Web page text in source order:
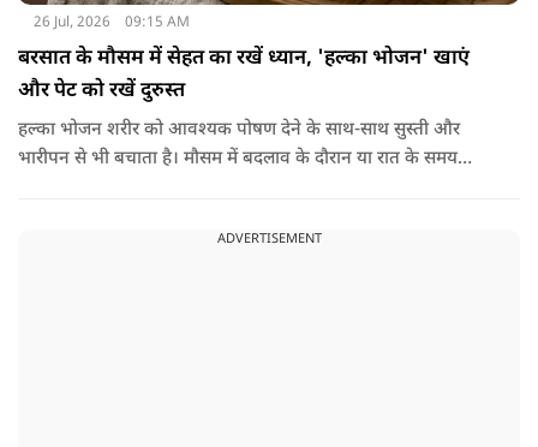
26 Jul, 2026 09:15 AM
बरसात के मौसम में सेहत का रखें ध्यान, 'हल्का भोजन' खाएं
और पेट को रखें दुरुस्त
हल्का भोजन शरीर को आवश्यक पोषण देने के साथ-साथ सुस्ती और
भारीपन से भी बचाता है। मौसम में बदलाव के दौरान या रात के समय
में हल्का भोजन मेटाबॉलिज्म के लिए भी बेहतर होता है।
ADVERTISEMENT